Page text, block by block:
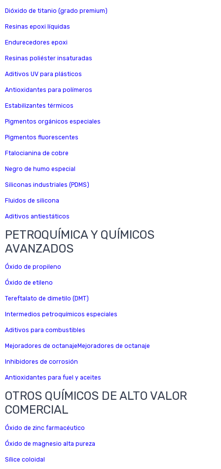
Dióxido de titanio (grado premium)
Resinas epoxi líquidas
Endurecedores epoxi
Resinas poliéster insaturadas
Aditivos UV para plásticos
Antioxidantes para polímeros
Estabilizantes térmicos
Pigmentos orgánicos especiales
Pigmentos fluorescentes
Ftalocianina de cobre
Negro de humo especial
Siliconas industriales (PDMS)
Fluidos de silicona
Aditivos antiestáticos
PETROQUÍMICA Y QUÍMICOS
AVANZADOS
Óxido de propileno
Óxido de etileno
Tereftalato de dimetilo (DMT)
Intermedios petroquímicos especiales
Aditivos para combustibles
Mejoradores de octanajeMejoradores de octanaje
Inhibidores de corrosión
Antioxidantes para fuel y aceites
OTROS QUÍMICOS DE ALTO VALOR
COMERCIAL
Óxido de zinc farmacéutico
Óxido de magnesio alta pureza
Sílice coloidal